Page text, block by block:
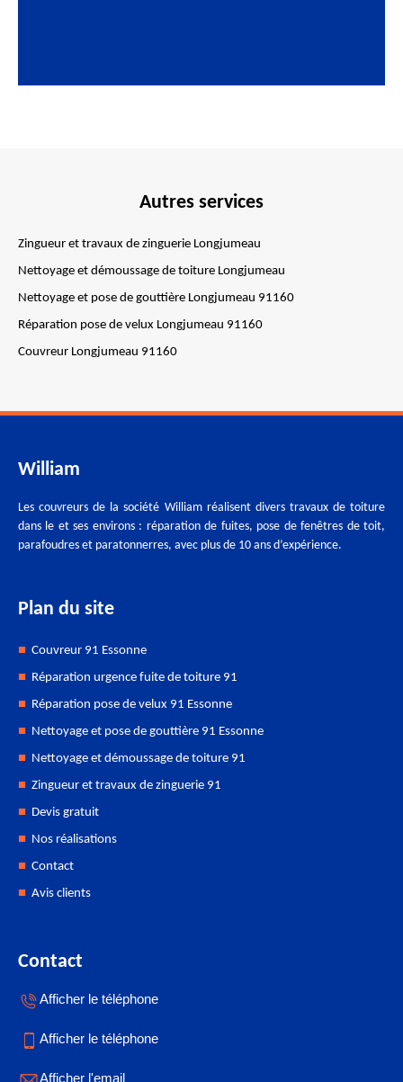
Autres services
Zingueur et travaux de zinguerie Longjumeau
Nettoyage et démoussage de toiture Longjumeau
Nettoyage et pose de gouttière Longjumeau 91160
Réparation pose de velux Longjumeau 91160
Couvreur Longjumeau 91160
William
Les couvreurs de la société William réalisent divers travaux de toiture
dans le et ses environs : réparation de fuites, pose de fenêtres de toit,
parafoudres et paratonnerres, avec plus de 10 ans d’expérience.
Plan du site
Couvreur 91 Essonne
Réparation urgence fuite de toiture 91
Réparation pose de velux 91 Essonne
Nettoyage et pose de gouttière 91 Essonne
Nettoyage et démoussage de toiture 91
Zingueur et travaux de zinguerie 91
Devis gratuit
Nos réalisations
Contact
Avis clients
Contact
Afficher le téléphone
Afficher le téléphone
Afficher l'email